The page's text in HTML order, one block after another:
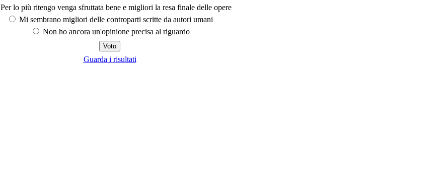
Per lo più ritengo venga sfruttata bene e migliori la resa finale delle opere
Mi sembrano migliori delle controparti scritte da autori umani
Non ho ancora un'opinione precisa al riguardo
Guarda i risultati